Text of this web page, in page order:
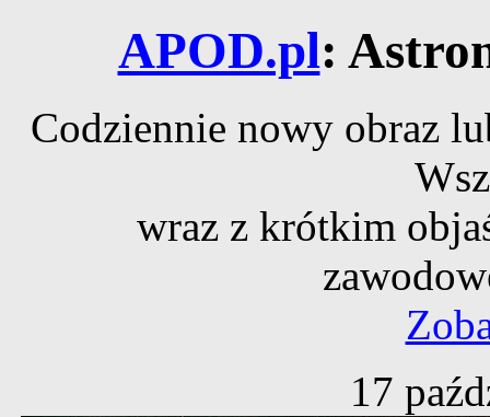
APOD.pl:
Codziennie nowy obraz
wraz z krótkim
17